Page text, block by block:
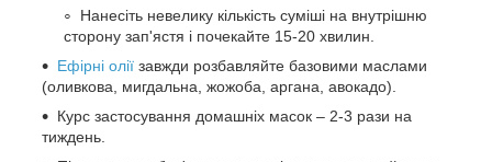
Нанесіть невелику кількість суміші на внутрішню
сторону зап'ястя і почекайте 15-20 хвилин.
Ефірні олії завжди розбавляйте базовими маслами
(оливкова, мигдальна, жожоба, аргана, авокадо).
Курс застосування домашніх масок – 2-3 рази на
тиждень.